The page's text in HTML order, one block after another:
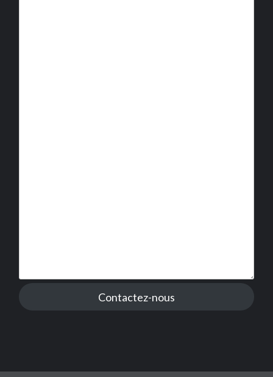
Contactez-nous